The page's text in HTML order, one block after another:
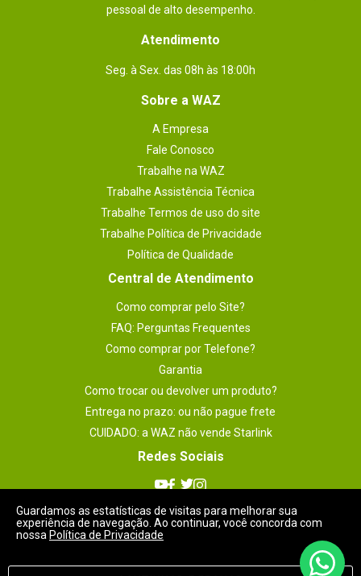
pessoal de alto desempenho.
Atendimento
Seg. à Sex. das 08h às 18:00h
Sobre a WAZ
A Empresa
Fale Conosco
Trabalhe na WAZ
Trabalhe Assistência Técnica
Trabalhe Termos de uso do site
Trabalhe Política de Privacidade
Política de Qualidade
Central de Atendimento
Como comprar pelo Site?
FAQ: Perguntas Frequentes
Como comprar por Telefone?
Garantia
Como trocar ou devolver um produto?
Entrega no prazo: ou não pague frete
CUIDADO: a WAZ não vende Starlink
Redes Sociais
Guardamos as estatísticas de visitas para melhorar sua
experiência de navegação. Ao continuar, você concorda com
nossa Política de Privacidade